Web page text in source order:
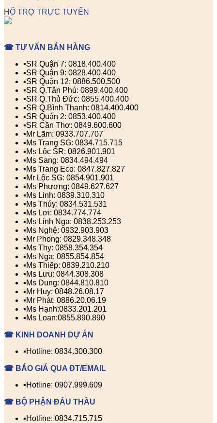
HỖ TRỢ TRỰC TUYẾN
☎ TƯ VẤN BÁN HÀNG
▪️SR Quận 7: 0818.400.400
▪️SR Quận 9: 0828.400.400
▪️SR Quận 12: 0886.500.500
▪️SR Q.Tân Phú: 0899.400.400
▪️SR Q.Thủ Đức: 0855.400.400
▪️SR Q.Bình Thạnh: 0814.400.400
▪️SR Quận 2: 0853.400.400
▪️SR Cần Thơ: 0849.600.600
▪️Mr Lãm: 0933.707.707
▪️Ms Trang SG: 0834.715.715
▪️Ms Lộc SR: 0826.901.901
▪️Ms Sang: 0834.494.494
▪️Ms Trang Eco: 0847.827.827
▪️Mr Lộc SG: 0854.901.901
▪️Ms Phượng: 0849.627.627
▪️Ms Linh: 0839.310.310
▪️Ms Thúy: 0834.531.531
▪️Ms Lợi: 0834.774.774
▪️Ms Linh Nga: 0838.253.253
▪️Ms Nghệ: 0932.903.903
▪️Mr Phong: 0829.348.348
▪️Ms Thy: 0858.354.354
▪️Ms Nga: 0855.854.854
▪️Ms Thiếp: 0839.210.210
▪️Ms Lưu: 0844.308.308
▪️Ms Dung: 0844.810.810
▪️Mr Huy: 0848.26.08.17
▪️Mr Phát: 0886.20.06.19
▪️Ms Hạnh:0833.201.201
▪️Ms Loan:0855.890.890
☎ KINH DOANH DỰ ÁN
▪️Hotline: 0834.300.300
☎ BÁO GIÁ QUA ĐT/EMAIL
▪️Hotline: 0907.999.609
☎ BỘ PHẬN ĐẤU THẦU
▪️Hotline: 0834.715.715